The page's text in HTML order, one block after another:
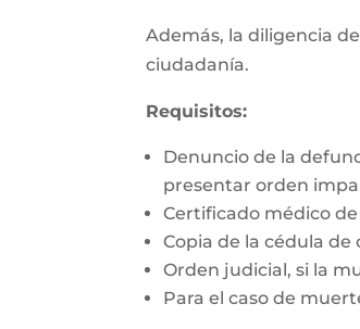
Además, la diligencia
ciudadanía.
Requisitos:
Denuncio de la
presentar orden
Certificado médico
Copia de la cédula
Orden judicial, si la
Para el caso de